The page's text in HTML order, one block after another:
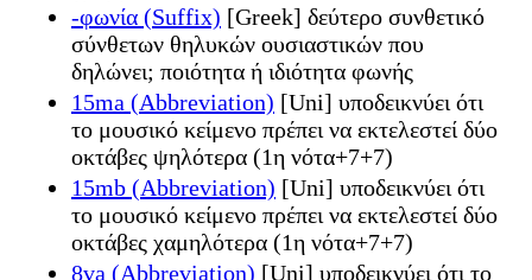
-φωνία (Suffix) [Greek] δεύτερο συνθετικό
σύνθετων θηλυκών ουσιαστικών που
δηλώνει; ποιότητα ή ιδιότητα φωνής
15ma (Abbreviation) [Uni] υποδεικνύει ότι
το μουσικό κείμενο πρέπει να εκτελεστεί δύο
οκτάβες ψηλότερα (1η νότα+7+7)
15mb (Abbreviation) [Uni] υποδεικνύει ότι
το μουσικό κείμενο πρέπει να εκτελεστεί δύο
οκτάβες χαμηλότερα (1η νότα+7+7)
8va (Abbreviation) [Uni] υποδεικνύει ότι το